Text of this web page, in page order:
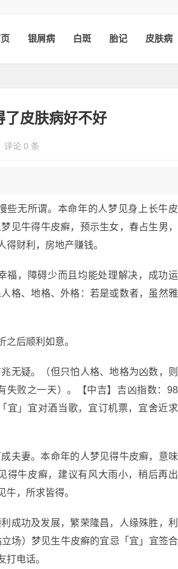
银屑病 白斑 胎记 皮肤病
皮肤病好不好
评论 0 条
些无所谓。本命年的人梦见身上长牛皮
见牛得牛皮癣，预示生女，春占生男，
财利，房地产赚钱。
福，障碍少而且均能处理解决，成功运
格、地格、外格：若是或数者，虽然雅
后顺利如意。
无疑。（但只怕人格、地格为凶数，则
失败之一天）。【中吉】吉凶指数：98
宜」宜对酒当歌，宜订机票，宜舍近求
夫妻。本命年的人梦见得牛皮癣，意味
得牛皮癣，建议有风大雨小，稍后再出
，所求皆得。
成功及发展，繁荣隆昌，人缘殊胜，利
场）梦见生牛皮癣的宜忌「宜」宜签合
电话。